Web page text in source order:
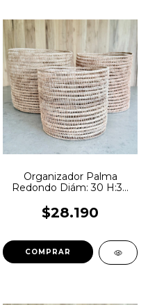
Organizador Palma
Redondo Diám: 30 H:30
$28.190